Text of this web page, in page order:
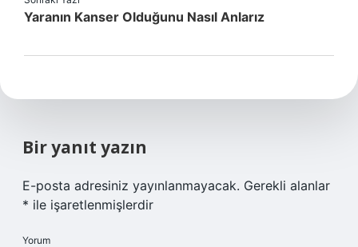
Yaranın Kanser Olduğunu Nasıl Anlarız
Bir yanıt yazın
E-posta adresiniz yayınlanmayacak. Gerekli alanlar
* ile işaretlenmişlerdir
Yorum